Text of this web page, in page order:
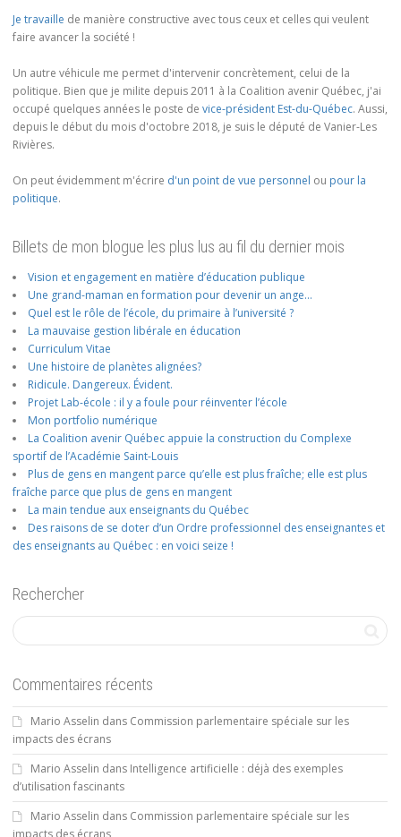
Je travaille de manière constructive avec tous ceux et celles qui veulent
faire avancer la société !
Un autre véhicule me permet d'intervenir concrètement, celui de la
politique. Bien que je milite depuis 2011 à la Coalition avenir Québec, j'ai
occupé quelques années le poste de vice-président Est-du-Québec. Aussi,
depuis le début du mois d'octobre 2018, je suis le député de Vanier-Les
Rivières.
On peut évidemment m'écrire d'un point de vue personnel ou pour la
politique.
Billets de mon blogue les plus lus au fil du dernier mois
Vision et engagement en matière d’éducation publique
Une grand-maman en formation pour devenir un ange…
Quel est le rôle de l’école, du primaire à l’université ?
La mauvaise gestion libérale en éducation
Curriculum Vitae
Une histoire de planètes alignées?
Ridicule. Dangereux. Évident.
Projet Lab-école : il y a foule pour réinventer l’école
Mon portfolio numérique
La Coalition avenir Québec appuie la construction du Complexe
sportif de l’Académie Saint-Louis
Plus de gens en mangent parce qu’elle est plus fraîche; elle est plus
fraîche parce que plus de gens en mangent
La main tendue aux enseignants du Québec
Des raisons de se doter d’un Ordre professionnel des enseignantes et
des enseignants au Québec : en voici seize !
Rechercher
Commentaires récents
Mario Asselin dans Commission parlementaire spéciale sur les
impacts des écrans
Mario Asselin dans Intelligence artificielle : déjà des exemples
d’utilisation fascinants
Mario Asselin dans Commission parlementaire spéciale sur les